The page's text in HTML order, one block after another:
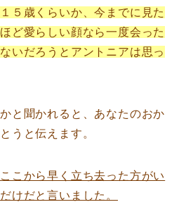
５歳くらいか、今までに見た
ど愛らしい顔なら一度会った
いだろうとアントニアは思っ
と聞かれると、あなたのおか
うと伝えます。
こから早く立ち去った方がい
けだと言いました。